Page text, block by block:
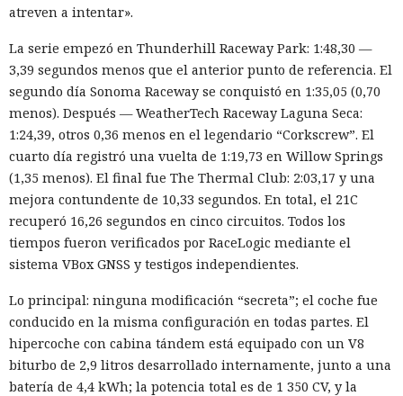
atreven a intentar».
La serie empezó en Thunderhill Raceway Park: 1:48,30 —
3,39 segundos menos que el anterior punto de referencia. El
segundo día Sonoma Raceway se conquistó en 1:35,05 (0,70
menos). Después — WeatherTech Raceway Laguna Seca:
1:24,39, otros 0,36 menos en el legendario “Corkscrew”. El
cuarto día registró una vuelta de 1:19,73 en Willow Springs
(1,35 menos). El final fue The Thermal Club: 2:03,17 y una
mejora contundente de 10,33 segundos. En total, el 21C
recuperó 16,26 segundos en cinco circuitos. Todos los
tiempos fueron verificados por RaceLogic mediante el
sistema VBox GNSS y testigos independientes.
Lo principal: ninguna modificación “secreta”; el coche fue
conducido en la misma configuración en todas partes. El
hipercoche con cabina tándem está equipado con un V8
biturbo de 2,9 litros desarrollado internamente, junto a una
batería de 4,4 kWh; la potencia total es de 1 350 CV, y la